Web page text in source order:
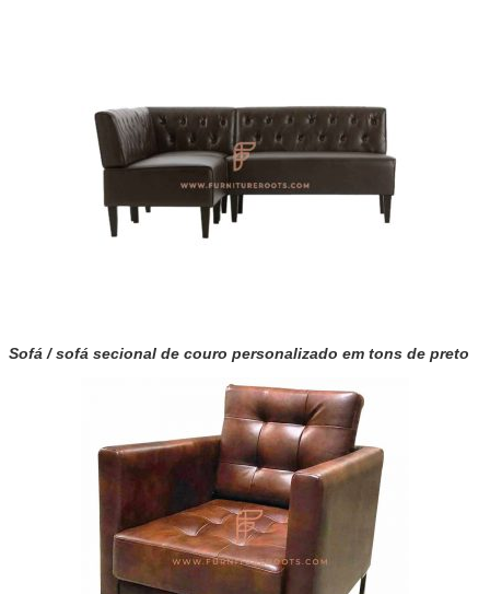
Sofá / sofá secional de couro personalizado em tons de preto